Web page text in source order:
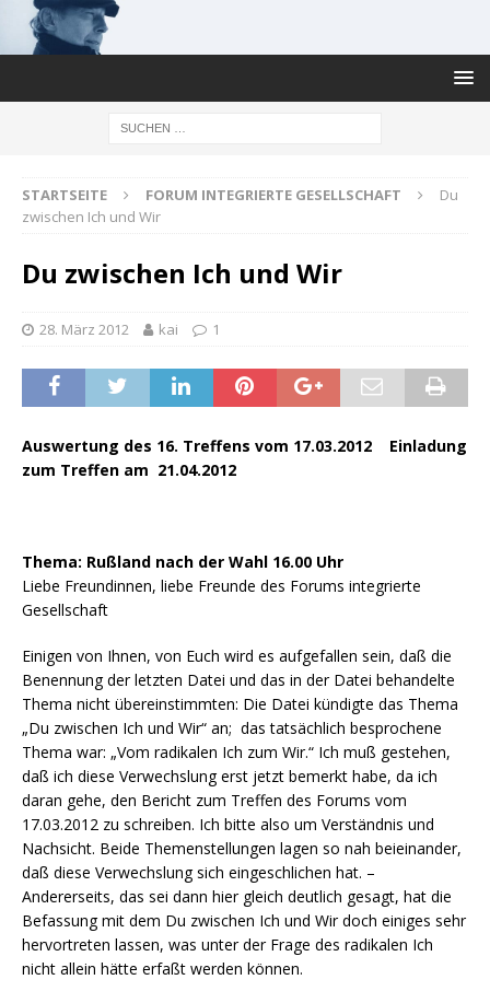
STARTSEITE FORUM INTEGRIERTE GESELLSCHAFT
Du
zwischen Ich und Wir
Du zwischen Ich und Wir
28. März 2012 kai 1
Auswertung des 16. Treffens vom 17.03.2012 Einladung
zum Treffen am 21.04.2012
Thema: Rußland nach der Wahl 16.00 Uhr
Liebe Freundinnen, liebe Freunde des Forums integrierte
Gesellschaft
Einigen von Ihnen, von Euch wird es aufgefallen sein, daß die
Benennung der letzten Datei und das in der Datei behandelte
Thema nicht übereinstimmten: Die Datei kündigte das Thema
„Du zwischen Ich und Wir“ an; das tatsächlich besprochene
Thema war: „Vom radikalen Ich zum Wir.“ Ich muß gestehen,
daß ich diese Verwechslung erst jetzt bemerkt habe, da ich
daran gehe, den Bericht zum Treffen des Forums vom
17.03.2012 zu schreiben. Ich bitte also um Verständnis und
Nachsicht. Beide Themenstellungen lagen so nah beieinander,
daß diese Verwechslung sich eingeschlichen hat. –
Andererseits, das sei dann hier gleich deutlich gesagt, hat die
Befassung mit dem Du zwischen Ich und Wir doch einiges sehr
hervortreten lassen, was unter der Frage des radikalen Ich
nicht allein hätte erfaßt werden können.